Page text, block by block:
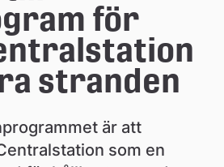
för
stranden
är att
som en